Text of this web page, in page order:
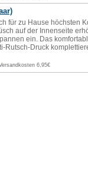
für zu Hause höchsten
auf der Innenseite
ein. Das
Rutsch-Druck
6,95€